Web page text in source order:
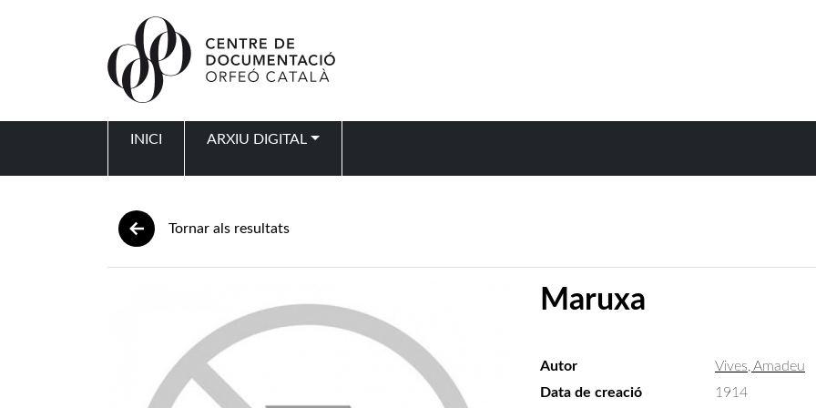
INICI ARXIU DIGITAL
Tornar als resultats
Maruxa
Autor
Vives, Amadeu
Data de creació
1914